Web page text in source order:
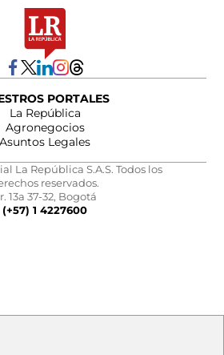
PORTALES
La República
Agronegocios
Asuntos Legales
La República S.A.S. Todos los
reservados.
13a 37-32, Bogotá
(+57) 1 4227600